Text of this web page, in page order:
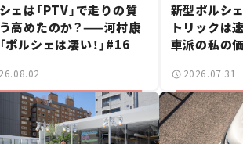
ェは「PTV」で走りの質
高めたのか？——河村康
ポルシェは凄い！」#16
新型ポルシ
トリックは
車派の私の
2026.07.31